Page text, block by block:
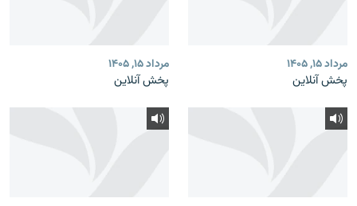
مرداد ۱۵, ۱۴۰۵
پخش آنلاین
مرداد ۱۵, ۱۴۰۵
پخش آنلاین